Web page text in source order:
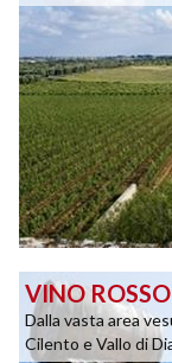
VINO
Dalla vasta area
Cilento e Vallo di